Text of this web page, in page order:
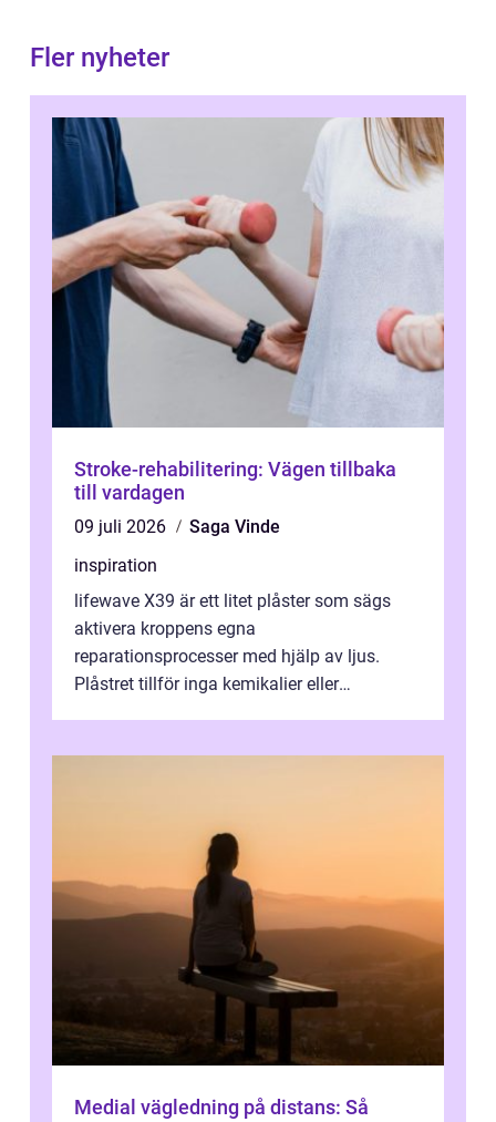
Fler nyheter
Stroke-rehabilitering: Vägen tillbaka
till vardagen
09 juli 2026
Saga Vinde
inspiration
lifewave X39 är ett litet plåster som sägs
aktivera kroppens egna
reparationsprocesser med hjälp av ljus.
Plåstret tillför inga kemikalier eller
Medial vägledning på distans: Så